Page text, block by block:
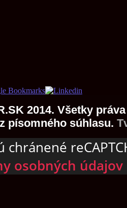
2014. Všetky
písomného súhlasu.
chránené
osobných údajov